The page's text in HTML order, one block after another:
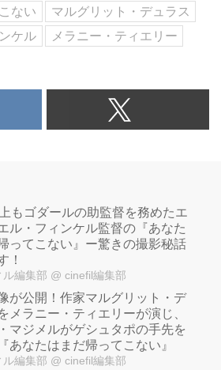
ない
マルグリット・デュラス
ケル
メラニー・ティエリー
もゴダールの助監督を務めたエ
ル・フィンケル監督の『あなた
ってこない』ー驚きの撮影秘話
！
ル編集部 @ cinefil編集部
が公開！作家マルグリット・デ
メラニー・ティエリーが演じ、
マジメルがゲシュタポの手先を
あなたはまだ帰ってこない』
ル編集部 @ cinefil編集部